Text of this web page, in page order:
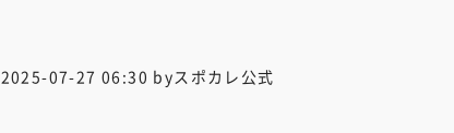
2025-07-27 06:30 byスポカレ公式